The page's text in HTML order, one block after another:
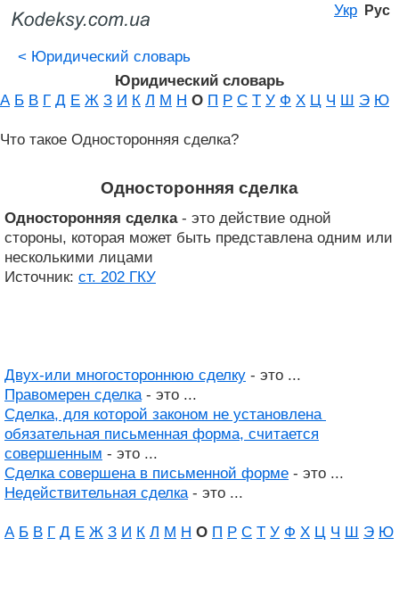
Укр Рус
< Юридический словарь
Юридический словарь
А Б В Г Д Е Ж З И К Л М Н О П Р С Т У Ф Х Ц Ч Ш Э Ю
Что такое Односторонняя сделка?
Односторонняя сделка
Односторонняя сделка- это действие одной
стороны, которая может быть представлена ​​одним или
несколькими лицами
Источник: ст. 202 ГКУ
Двух-или многостороннюю сделку - это ...
Правомерен сделка- это ...
Сделка, для которой законом не установлена ​​
обязательная письменная форма, считается
совершенным - это ...
Сделка совершена в письменной форме - это ...
Недействительная сделка- это ...
А Б В Г Д Е Ж З И К Л М Н О П Р С Т У Ф Х Ц Ч Ш Э Ю